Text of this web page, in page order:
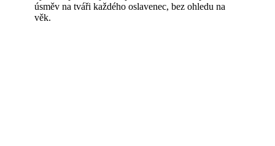
úsměv na tváři každého oslavenec, bez ohledu na
věk.